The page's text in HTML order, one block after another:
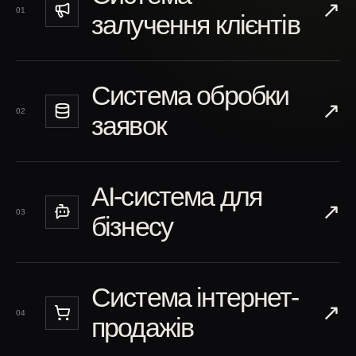
01
залучення клієнтів
↗︎
02
Система обробки
заявок
↗︎
03
AI-система для
бізнесу
↗︎
04
Система інтернет-
продажів
↗︎